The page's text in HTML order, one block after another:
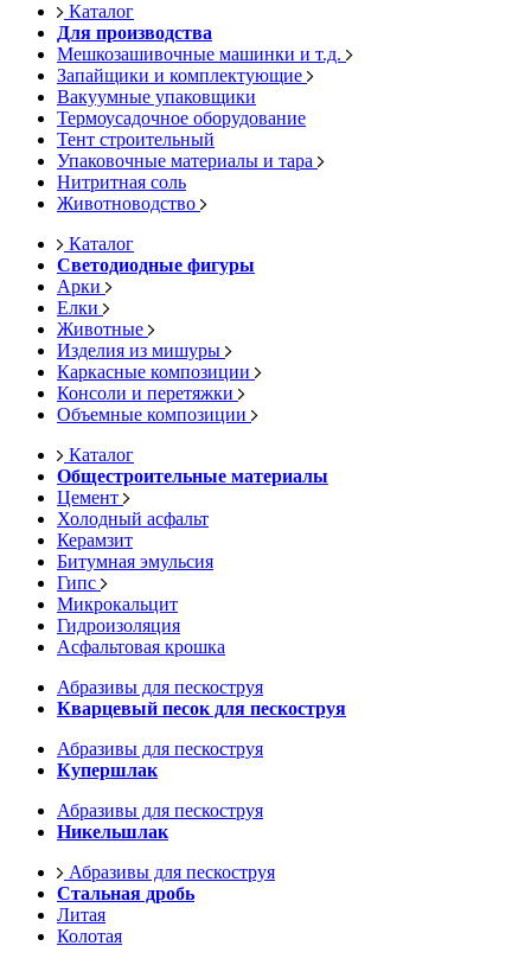
Каталог
Для производства
Мешкозашивочные машинки и т.д.
Запайщики и комплектующие
Вакуумные упаковщики
Термоусадочное оборудование
Тент строительный
Упаковочные материалы и тара
Нитритная соль
Животноводство
Каталог
Светодиодные фигуры
Арки
Елки
Животные
Изделия из мишуры
Каркасные композиции
Консоли и перетяжки
Объемные композиции
Каталог
Общестроительные материалы
Цемент
Холодный асфальт
Керамзит
Битумная эмульсия
Гипс
Микрокальцит
Гидроизоляция
Асфальтовая крошка
Абразивы для пескоструя
Кварцевый песок для пескоструя
Абразивы для пескоструя
Купершлак
Абразивы для пескоструя
Никельшлак
Абразивы для пескоструя
Стальная дробь
Литая
Колотая